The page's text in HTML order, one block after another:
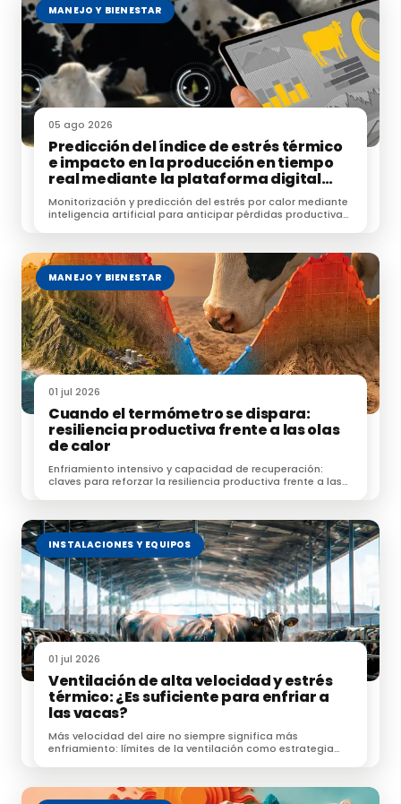
MANEJO Y BIENESTAR
05 ago 2026
Predicción del índice de estrés térmico
e impacto en la producción en tiempo
real mediante la plataforma digital
NEIKER-KABE
Monitorización y predicción del estrés por calor mediante
inteligencia artificial para anticipar pérdidas productivas
MANEJO Y BIENESTAR
01 jul 2026
Cuando el termómetro se dispara:
resiliencia productiva frente a las olas
de calor
Enfriamiento intensivo y capacidad de recuperación:
claves para reforzar la resiliencia productiva frente a las
INSTALACIONES Y EQUIPOS
01 jul 2026
Ventilación de alta velocidad y estrés
térmico: ¿Es suficiente para enfriar a
las vacas?
Más velocidad del aire no siempre significa más
enfriamiento: límites de la ventilación como estrategia